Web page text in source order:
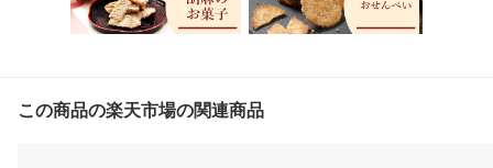
この商品の楽天市場の関連商品